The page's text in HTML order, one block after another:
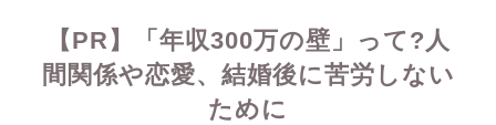
【PR】「年収300万の壁」って?人
間関係や恋愛、結婚後に苦労しない
ために